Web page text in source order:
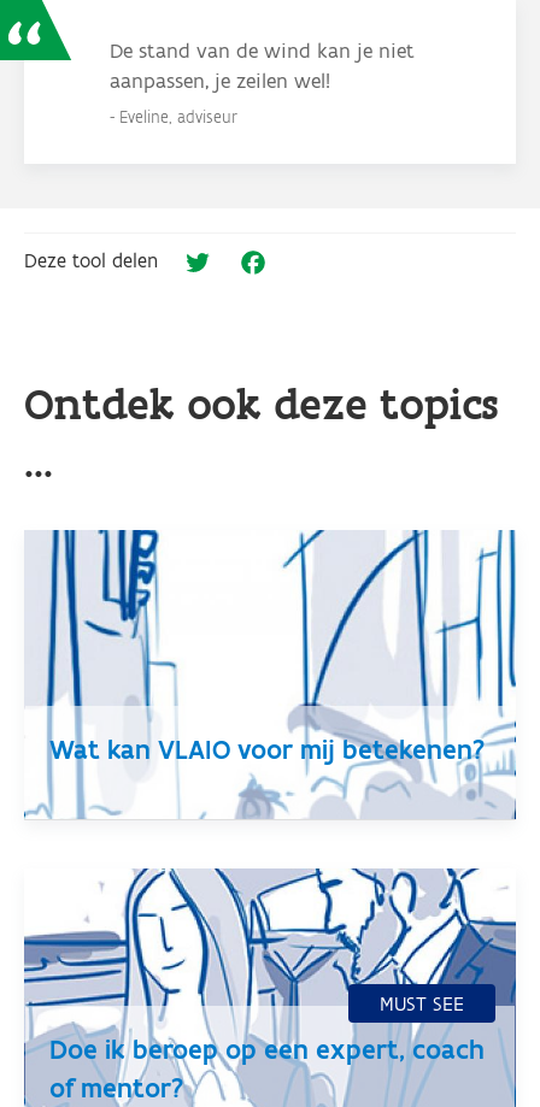
De stand van de wind kan je niet
aanpassen, je zeilen wel!
Eveline, adviseur
Deze tool delen Twitter
Ontdek ook deze topics
...
Wat kan VLAIO voor mij betekenen?
Doe ik beroep op een expert, coach
of mentor?